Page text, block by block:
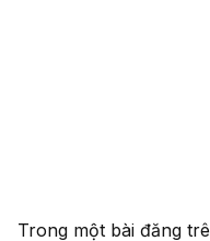
Trong một bài đăng